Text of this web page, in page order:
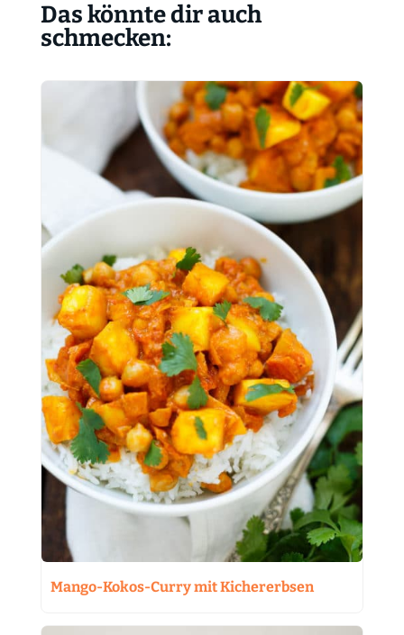
Das könnte dir auch
schmecken:
Mango-Kokos-Curry mit Kichererbsen